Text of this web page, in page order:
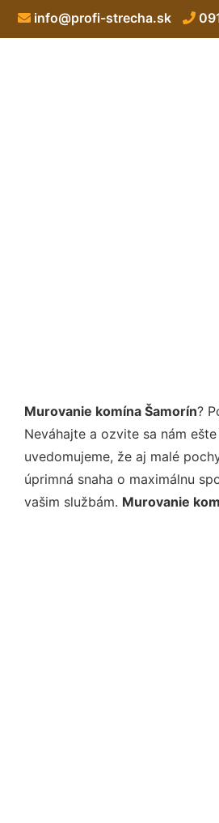
info@profi-strecha.sk
Murovanie komína Šamorín?
Neváhajte a ozvite sa nám
uvedomujeme, že aj malé
úprimná snaha o maximálnu
vašim službám. Murovanie